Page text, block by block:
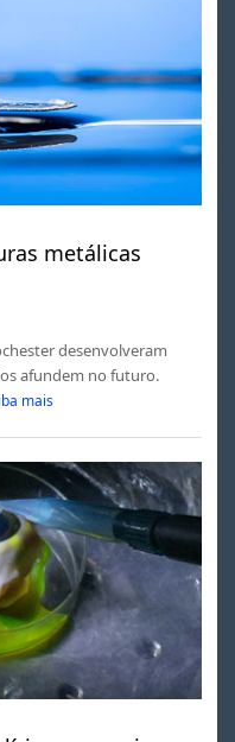
metálicas
desenvolveram
afundem no futuro.
mais